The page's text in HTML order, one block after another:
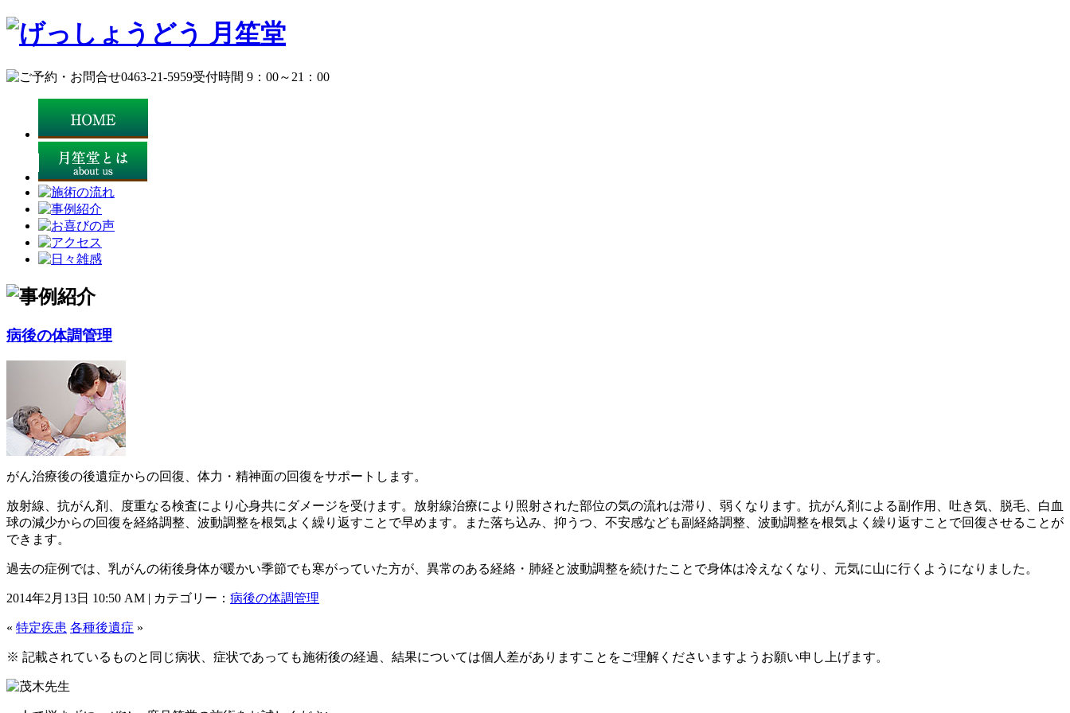
病後の体調管理
がん治療後の後遺症からの回復、体力・精神面の回復をサポートします。
放射線、抗がん剤、度重なる検査により心身共にダメージを受けます。放射線治療により照射された部位の気の流れは滞り、弱くなります。抗がん剤による副作用、吐き気、脱毛、白血
球の減少からの回復を経絡調整、波動調整を根気よく繰り返すことで早めます。また落ち込み、抑うつ、不安感なども副経絡調整、波動調整を根気よく繰り返すことで回復させることが
できます。
過去の症例では、乳がんの術後身体が暖かい季節でも寒がっていた方が、異常のある経絡・肺経と波動調整を続けたことで身体は冷えなくなり、元気に山に行くようになりました。
2014年2月13日 10:50 AM | カテゴリー： 病後の体調管理
« 特定疾患 各種後遺症 »
※ 記載されているものと同じ病状、症状であっても施術後の経過、結果については個人差がありますことをご理解くださいますようお願い申し上げます。